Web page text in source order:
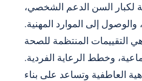
لكبار السن الدعم الشخصي،
والوصول إلى الموارد المهنية.
التقييمات المنتظمة للصحة
وخطط الرعاية الفردية.
العاطفية وتساعد على بناء